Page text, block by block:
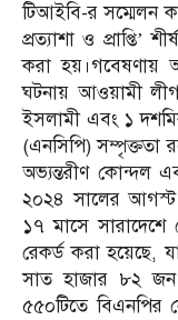
টিআইবি-র সম্মেলন
প্রত্যাশা ও প্রাপ্তি’
করা হয়।গবেষণায়
ঘটনায় আওয়ামী
ইসলামী এবং ১
(এনসিপি) সম্পৃক্ততা
অভ্যন্তরীণ কোন্দল
২০২৪ সালের আগস্ট
১৭ মাসে
রেকর্ড করা হয়েছে,
সাত হাজার ৮২
৫৫০টিতে বিএনপির